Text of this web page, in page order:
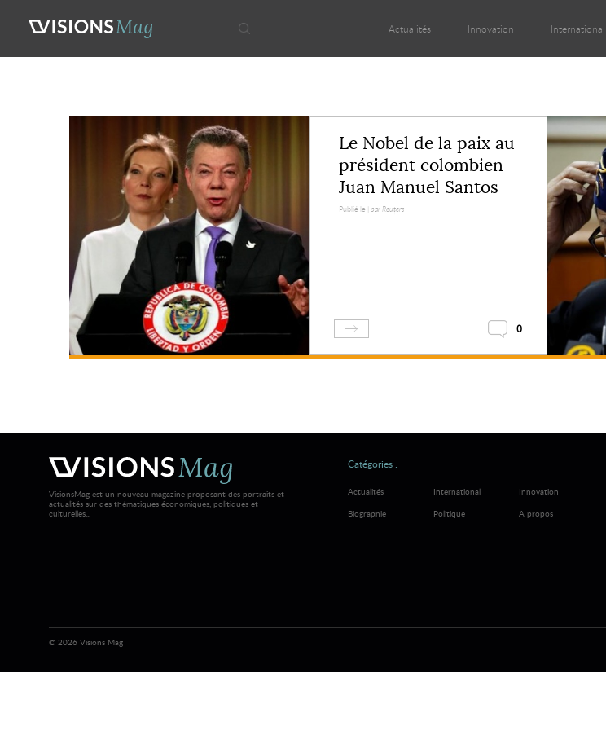
Actualités Innovation International
Le Nobel de la paix au
président colombien
Juan Manuel Santos
Publié le | par Reuters
0
VisionsMag est un nouveau magazine proposant des portraits et
actualités sur des thématiques économiques, politiques et
culturelles...
Catégories :
Actualités International
Innovation
Biographie
Politique A propos
© 2026 Visions Mag